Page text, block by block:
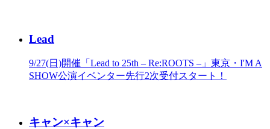
Lead
9/27(日)開催「Lead to 25th – Re:ROOTS –」東京・I'M A
SHOW公演イベンター先行2次受付スタート！
キャン×キャン